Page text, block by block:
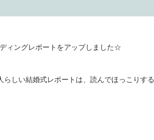
ィングレポートをアップしました☆
しい結婚式レポートは、読んでほっこりする